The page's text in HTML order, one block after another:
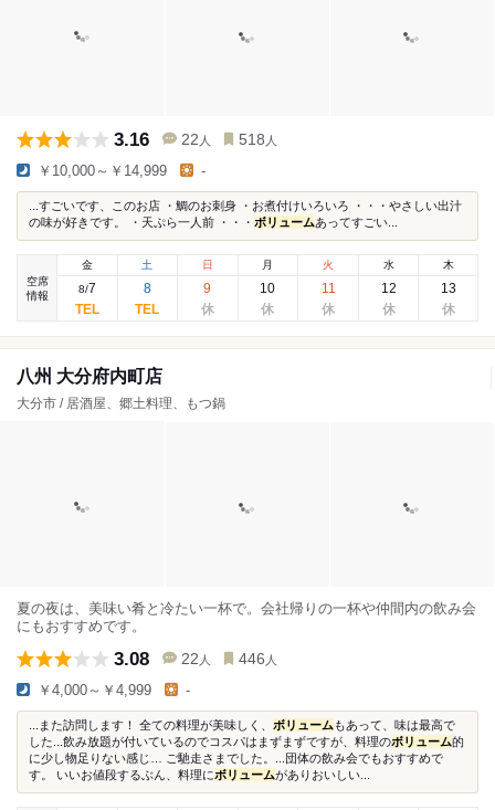
3.16 22 人 518 人
￥10,000～￥14,999 -
...すごいです、このお店 ・鯛のお刺身 ・お煮付けいろいろ ・・・やさしい出汁
の味が好きです。 ・天ぷら一人前 ・・・ ボリュームあってすごい...
空席
情報
金
8/7
土
8
日
9
月
10
火
11
水
12
木
13
八州 大分府内町店
大分市 / 居酒屋、郷土料理、もつ鍋
夏の夜は、美味い肴と冷たい一杯で。会社帰りの一杯や仲間内の飲み会
にもおすすめです。
3.08 22 人 446 人
￥4,000～￥4,999 -
...また訪問します！ 全ての料理が美味しく、 ボリューム もあって、味は最高で
した...飲み放題が付いているのでコスパはまずまずですが、料理のボリューム的
に少し物足りない感じ… ご馳走さまでした。...団体の飲み会でもおすすめで
す。 いいお値段するぶん、料理にボリュームがありおいしい...